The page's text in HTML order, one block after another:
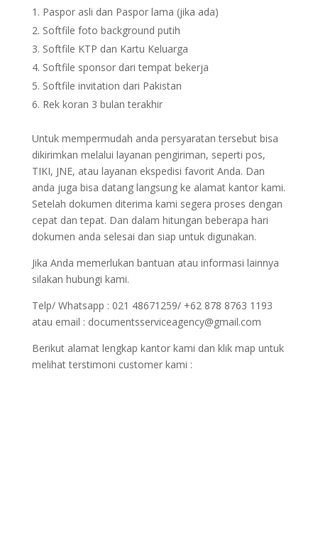
Paspor asli dan Paspor lama (jika ada)
Softfile foto background putih
Softfile KTP dan Kartu Keluarga
Softfile sponsor dari tempat bekerja
Softfile invitation dari Pakistan
Rek koran 3 bulan terakhir
Untuk mempermudah anda persyaratan tersebut bisa
dikirimkan melalui layanan pengiriman, seperti pos,
TIKI, JNE, atau layanan ekspedisi favorit Anda. Dan
anda juga bisa datang langsung ke alamat kantor kami.
Setelah dokumen diterima kami segera proses dengan
cepat dan tepat. Dan dalam hitungan beberapa hari
dokumen anda selesai dan siap untuk digunakan.
Jika Anda memerlukan bantuan atau informasi lainnya
silakan hubungi kami.
Telp/ Whatsapp : 021 48671259/ +62 878 8763 1193
atau email : documentsserviceagency@gmail.com
Berikut alamat lengkap kantor kami dan klik map untuk
melihat terstimoni customer kami :